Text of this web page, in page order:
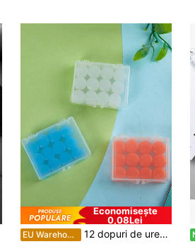
Economisește
0,08Lei
EU Warehouse 12 dopuri de urechi reutilizabile din silicon, impermeabile, cu reducere a zgomotului, potrivite pentru înot, modelabile, pentru protecție la somn